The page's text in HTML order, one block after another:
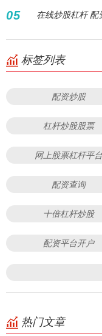
05 在线炒股杠杆 配
标签列表
配资炒股
杠杆炒股股票
网上股票杠杆平台
配资查询
十倍杠杆炒股
配资平台开户
热门文章